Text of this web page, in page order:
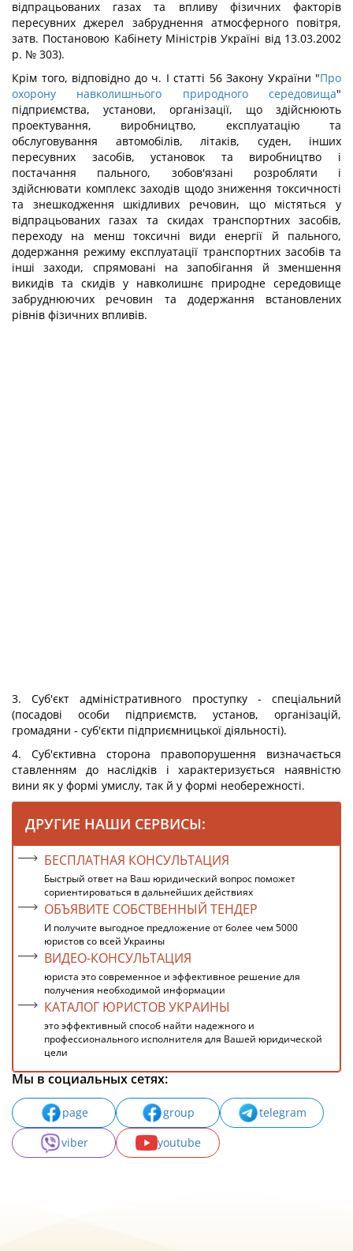
відпрацьованих газах та впливу фізичних факторів
пересувних джерел забруднення атмосферного повітря,
затв. Постановою Кабінету Міністрів Україні від 13.03.2002
р. № 303).
Крім того, відповідно до ч. І статті 56 Закону України "Про
охорону навколишнього природного середовища"
підприємства, установи, організації, що здійснюють
проектування, виробництво, експлуатацію та
обслуговування автомобілів, літаків, суден, інших
пересувних засобів, установок та виробництво і
постачання пального, зобов'язані розробляти і
здійснювати комплекс заходів щодо зниження токсичності
та знешкодження шкідливих речовин, що містяться у
відпрацьованих газах та скидах транспортних засобів,
переходу на менш токсичні види енергії й пального,
додержання режиму експлуатації транспортних засобів та
інші заходи, спрямовані на запобігання й зменшення
викидів та скидів у навколишнє природне середовище
забруднюючих речовин та додержання встановлених
рівнів фізичних впливів.
3. Суб'єкт адміністративного проступку - спеціальний
(посадові особи підприємств, установ, організацій,
громадяни - суб'єкти підприємницької діяльності).
4. Суб'єктивна сторона правопорушення визначається
ставленням до наслідків і характеризується наявністю
вини як у формі умислу, так й у формі необережності.
ДРУГИЕ НАШИ СЕРВИСЫ:
БЕСПЛАТНАЯ КОНСУЛЬТАЦИЯ
Быстрый ответ на Ваш юридический вопрос поможет
сориентироваться в дальнейших действиях
ОБЪЯВИТЕ СОБСТВЕННЫЙ ТЕНДЕР
И получите выгодное предложение от более чем 5000
юристов со всей Украины
ВИДЕО-КОНСУЛЬТАЦИЯ
юриста это современное и эффективное решение для
получения необходимой информации
КАТАЛОГ ЮРИСТОВ УКРАИНЫ
это эффективный способ найти надежного и
профессионального исполнителя для Вашей юридической
цели
Мы в социальных сетях:
page group
telegram
viber
youtube